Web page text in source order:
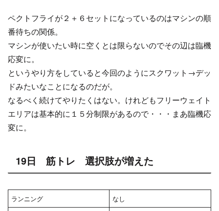
ペクトフライが２＋６セットになっているのはマシンの順
番待ちの関係。
マシンが使いたい時に空くとは限らないのでその辺は臨機
応変に。
というやり方をしていると今回のようにスクワット→デッ
ドみたいなことになるのだが。
なるべく続けてやりたくはない。けれどもフリーウェイト
エリアは基本的に１５分制限があるので・・・まあ臨機応
変に。
19日 筋トレ 選択肢が増えた
ランニング なし